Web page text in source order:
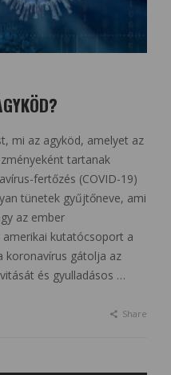
mi az agyköd, amelyet az
tartanak
fertőzés (COVID-19)
tünetek gyűjtőneve, ami
az ember
kutatócsoport a
koronavírus gátolja az
és gyulladásos …
Share